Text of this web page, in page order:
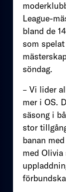
League-
bland de
som
söndag.
– Vi lider
mer i OS.
säsong i
stor
banan
med Olivia